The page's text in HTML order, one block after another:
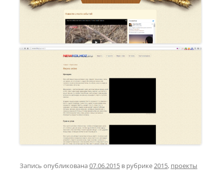
Запись опубликована 07.06.2015 в рубрике2015, проекты